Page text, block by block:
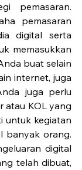
pemasaran.
pemasaran
digital serta
memasukkan
buat selain
internet, juga
juga perlu
atau KOL yang
untuk kegiatan
banyak orang.
digital
telah dibuat,